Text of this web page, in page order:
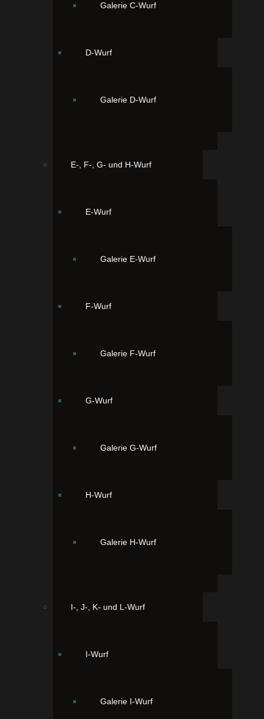
Galerie C-Wurf
D-Wurf
Galerie D-Wurf
E-, F-, G- und H-Wurf
E-Wurf
Galerie E-Wurf
F-Wurf
Galerie F-Wurf
G-Wurf
Galerie G-Wurf
H-Wurf
Galerie H-Wurf
I-, J-, K- und L-Wurf
I-Wurf
Galerie I-Wurf